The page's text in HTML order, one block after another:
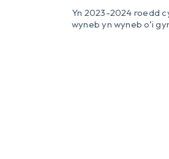
Yn 2023-2024 roedd
wyneb yn wyneb o’i